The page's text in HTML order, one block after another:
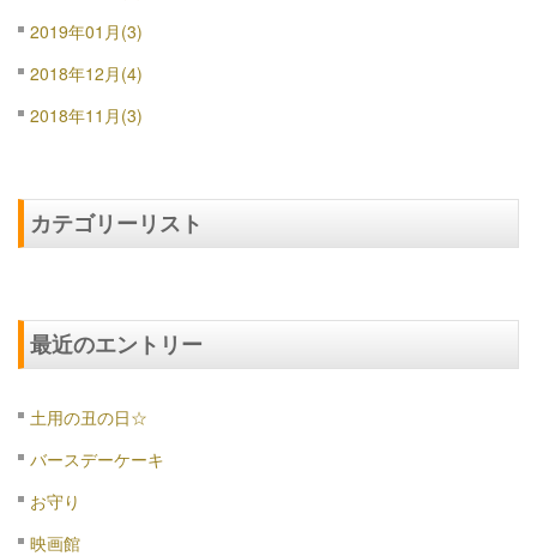
2019年01月(3)
2018年12月(4)
2018年11月(3)
カテゴリーリスト
最近のエントリー
土用の丑の日☆
バースデーケーキ
お守り
映画館